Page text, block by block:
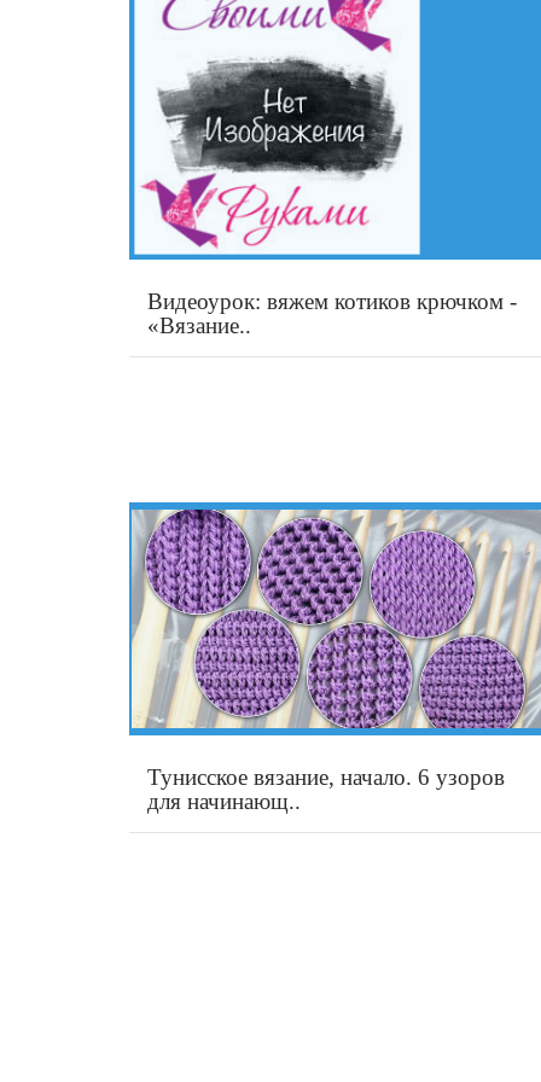
Видеоурок: вяжем котиков крючком -
«Вязание..
Тунисское вязание, начало. 6 узоров
для начинающ..